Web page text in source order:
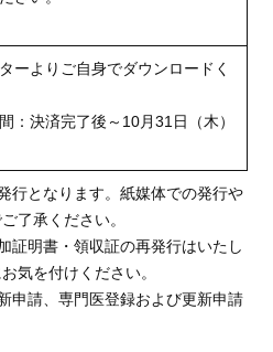
ーよりご自身でダウンロードく
：決済完了後～10月31日（木）
行となります。紙媒体での発行や
了承ください。
証明書・領収証の再発行はいたし
気を付けください。
申請、専門医登録および更新申請